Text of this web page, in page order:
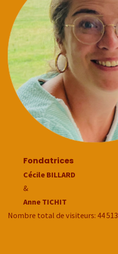
Fondatrices
Cécile BILLARD
&
Anne TICHIT
Nombre total de visiteurs: 44 513